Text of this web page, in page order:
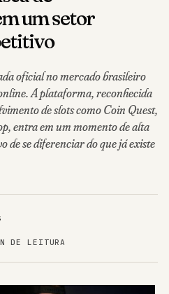
um setor
oficial no mercado brasileiro
A plataforma, reconhecida
de slots como Coin Quest,
entra em um momento de alta
de se diferenciar do que já existe
DE LEITURA